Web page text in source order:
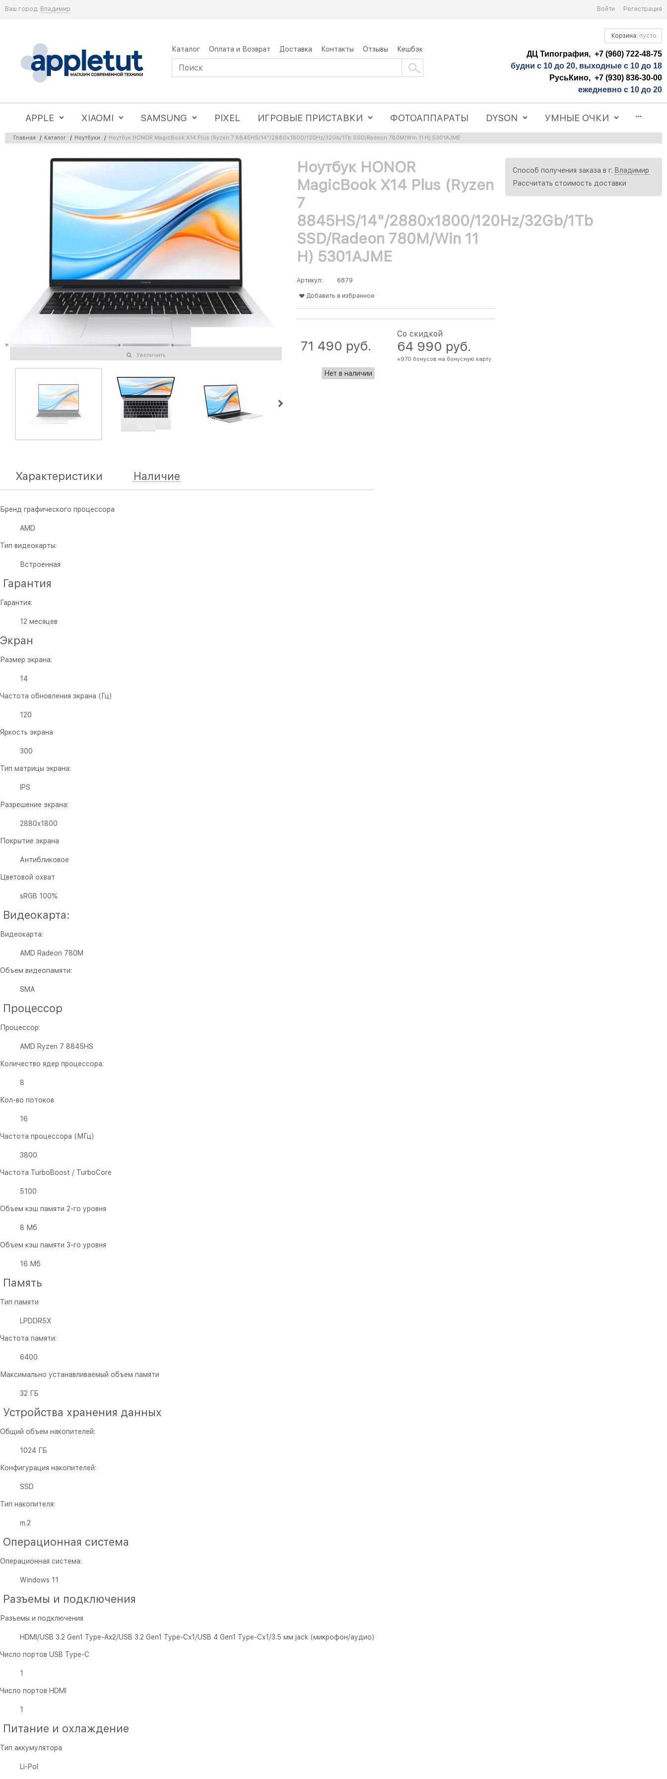
Ваш город: Владимир Войти Регистрация
Каталог Оплата и Возврат Доставка Контакты Отзывы Кешбэк
Корзина: пусто
ДЦ Типография, +7 (960) 722-48-75
будни с 10 до 20, выходные с 10 до 18
РусьКино, +7 (930) 836-30-00
ежедневно с 10 до 20
APPLE XIAOMI SAMSUNG PIXEL ИГРОВЫЕ ПРИСТАВКИ ФОТОАППАРАТЫ DYSON УМНЫЕ ОЧКИ
Главная / Каталог / Ноутбуки / Ноутбук HONOR MagicBook X14 Plus (Ryzen 7 8845HS/14"/2880x1800/120Hz/32Gb/1Tb SSD/Radeon 780M/Win 11 H) 5301AJME
Увеличить
Ноутбук HONOR
MagicBook X14 Plus (Ryzen
7
8845HS/14"/2880x1800/120Hz/32Gb/1Tb
SSD/Radeon 780M/Win 11
H) 5301AJME
Артикул: 6879
Добавить в избранное
64 990 руб.
+970 бонусов на бонусную карту
Со скидкой
71 490 руб.
Нет в наличии
Способ получения заказа в г. Владимир
Рассчитать стоимость доставки
Характеристики Наличие
Бренд графического процессора
AMD
Тип видеокарты:
Встроенная
Гарантия
Гарантия:
12 месяцев
Экран
Размер экрана:
14
Частота обновления экрана (Гц)
120
Яркость экрана
300
Тип матрицы экрана:
IPS
Разрешение экрана:
2880x1800
Покрытие экрана
Антибликовое
Цветовой охват
sRGB 100%
Видеокарта:
Видеокарта:
AMD Radeon 780M
Объем видеопамяти:
SMA
Процессор
Процессор:
AMD Ryzen 7 8845HS
Количество ядер процессора:
8
Кол-во потоков
16
Частота процессора (МГц)
3800
Частота TurboBoost / TurboCore
5100
Объем кэш памяти 2-го уровня
8 Мб
Объем кэш памяти 3-го уровня
16 Мб
Память
Тип памяти
LPDDR5X
Частота памяти:
6400
Максимально устанавливаемый объем памяти
32 ГБ
Устройства хранения данных
Общий объем накопителей:
1024 ГБ
Конфигурация накопителей:
SSD
Тип накопителя:
m.2
Операционная система
Операционная система:
Windows 11
Разъемы и подключения
Разъемы и подключения
HDMI/USB 3.2 Gen1 Type-Ax2/USB 3.2 Gen1 Type-Cx1/USB 4 Gen1 Type-Cx1/3.5 мм jack (микрофон/аудио)
Число портов USB Type-C
1
Число портов HDMI
1
Питание и охлаждение
Тип аккумулятора
Li-Pol